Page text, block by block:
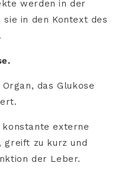
werden in der
in den Kontext des
das Glukose
konstante externe
greift zu kurz und
der Leber.